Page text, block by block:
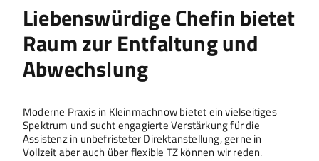
Liebenswürdige Chefin bietet
Raum zur Entfaltung und
Abwechslung
Moderne Praxis in Kleinmachnow bietet ein vielseitiges
Spektrum und sucht engagierte Verstärkung für die
Assistenz in unbefristeter Direktanstellung, gerne in
Vollzeit aber auch über flexible TZ können wir reden.